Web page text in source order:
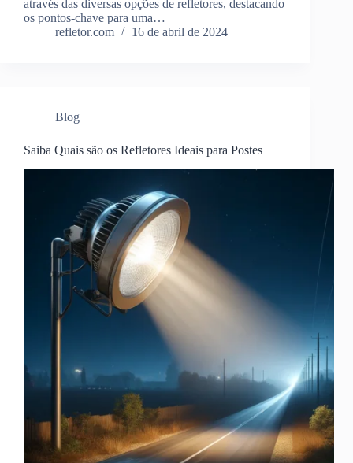
através das diversas opções de refletores, destacando
os pontos-chave para uma…
refletor.com
16 de abril de 2024
Blog
Saiba Quais são os Refletores Ideais para Postes